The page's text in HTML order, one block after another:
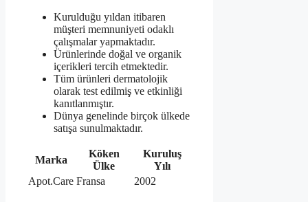
Kurulduğu yıldan itibaren
müşteri memnuniyeti odaklı
çalışmalar yapmaktadır.
Ürünlerinde doğal ve organik
içerikleri tercih etmektedir.
Tüm ürünleri dermatolojik
olarak test edilmiş ve etkinliği
kanıtlanmıştır.
Dünya genelinde birçok ülkede
satışa sunulmaktadır.
Marka
Köken
Ülke
Kuruluş
Yılı
Apot.Care Fransa 2002